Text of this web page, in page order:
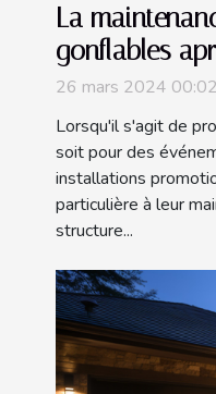
La
gonflables
26 mars 2024 00:02
Lorsqu'il s'agit de
soit pour des
installations
particulière à leur
structure...